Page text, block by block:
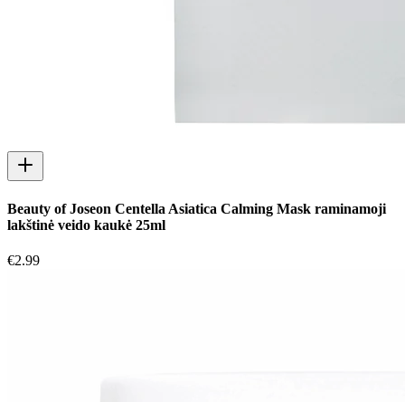
Beauty of Joseon Centella Asiatica Calming Mask raminamoji
lakštinė veido kaukė 25ml
€2.99